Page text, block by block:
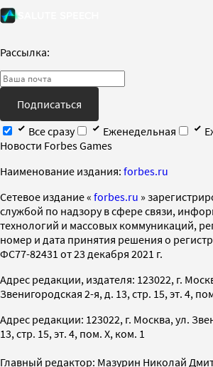
Рассылка:
Подписаться
Все сразу
Еженедельная
Новости Forbes Games
Наименование издания: forbes.ru
Cетевое издание « forbes.ru »
службой по надзору в сфере связи,
технологий и массовых коммуникаций,
номер и дата принятия решения о
ФС77-82431 от 23 декабря 2021 г.
Адрес редакции, издателя: 123022, г.
Звенигородская 2-я, д. 13, стр. 15, эт. 4,
Адрес редакции: 123022, г. Москва, ул.
13, стр. 15, эт. 4, пом. X, ком. 1
Главный редактор: Мазурин Николай